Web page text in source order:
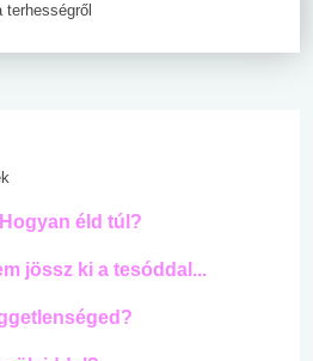
terhességről
éld túl?
jössz ki a tesóddal...